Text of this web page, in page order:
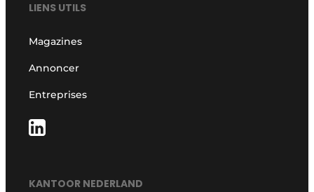
LIENS UTILS
Magazines
Annoncer
Entreprises
KANTOOR NEDERLAND